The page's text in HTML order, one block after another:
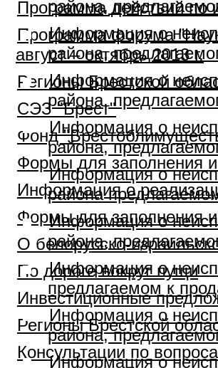
Программа действий по
Программа форума
август – октябрь 2013 г.
Регионы Брестской
СЭЗ "Брест"
Фонд
Формы для заполнения
Информация о
Формы для заполнения
О белорусско-
По дороге вокруг пущи
Инвестиционные
Регионы Брестской
Консультации по
района,
Информация о
района,
Информация о
района,
Информация о
района,
Информация о
района
Информация о
района,
Информация о
предлагаемом к
Информация о
района,
Информация о